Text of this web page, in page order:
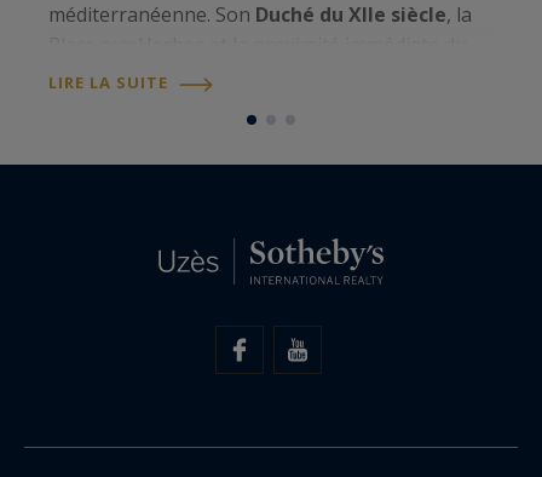
méditerranéenne. Son Duché du XIIe siècle, la
Pont du Gard UNESCO
LIRE LA SUITE